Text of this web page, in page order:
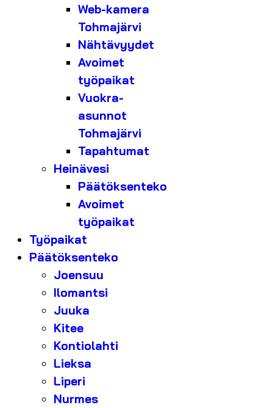
Web-kamera
Tohmajärvi
Nähtävyydet
Avoimet
työpaikat
Vuokra-
asunnot
Tohmajärvi
Tapahtumat
Heinävesi
Päätöksenteko
Avoimet
työpaikat
Työpaikat
Päätöksenteko
Joensuu
Ilomantsi
Juuka
Kitee
Kontiolahti
Lieksa
Liperi
Nurmes